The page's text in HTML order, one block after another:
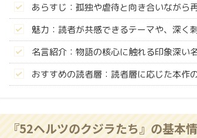
あらすじ：孤独や虐待と向き合いながら
魅力：読者が共感できるテーマや、深く
名言紹介：物語の核心に触れる印象深い
おすすめの読者層：読者層に応じた本作
『52ヘルツのクジラたち』の基本